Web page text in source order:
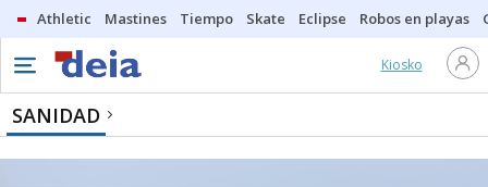
Athletic Mastines Tiempo Skate Eclipse Robos en playas
Kiosko
SANIDAD